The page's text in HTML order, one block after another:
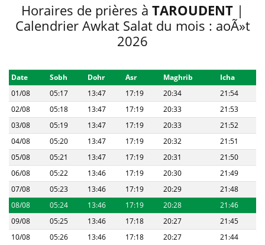
Horaires de prières à TAROUDENT |
Calendrier Awkat Salat du mois : aoÃ»t
2026
Date Sobh Dohr Asr Maghrib
Icha
01/08
05:17 13:47 17:19 20:34
21:54
02/08
05:18 13:47 17:19 20:33
21:53
03/08
05:19 13:47 17:19 20:33
21:52
04/08
05:20 13:47 17:19 20:32
21:51
05/08
05:21 13:47 17:19 20:31
21:50
06/08
05:22 13:46 17:19 20:30
21:49
07/08
05:23 13:46 17:19 20:29
21:48
08/08
05:24 13:46 17:19 20:28
21:46
09/08
05:25 13:46 17:18 20:27
21:45
10/08
05:26 13:46 17:18 20:27
21:44